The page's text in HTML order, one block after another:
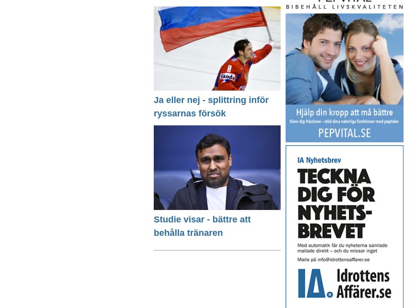
Ja eller nej - splittring inför
ryssarnas försök
Studie visar - bättre att
behålla tränaren